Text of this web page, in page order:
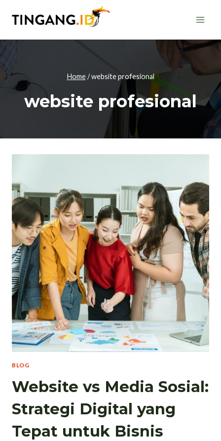
Home / website profesional
website profesional
BLOG
Website vs Media Sosial:
Strategi Digital yang
Tepat untuk Bisnis